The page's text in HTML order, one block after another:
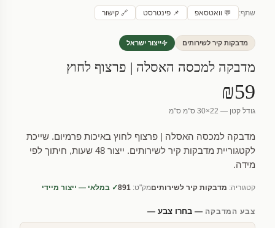
שתף: 💬 וואטסאפ 📌 פינטרסט 🔗 קישור
מדבקות קיר לשירותים ייצור ישראל
מדבקה למכסה האסלה | פרצוף לחוץ
₪59
גודל קטן — 22×30 ס"מ ס"מ
מדבקה למכסה האסלה | פרצוף לחוץ באיכות פרמיום. שייכת
לקטגוריית מדבקות קיר לשירותים. ייצור 48 שעות, חיתוך לפי
מידה.
קטגוריה: מדבקות קיר לשירותיםמק"ט: 891✓ במלאי — ייצור מיידי
צבע המדבקה— בחרו צבע —